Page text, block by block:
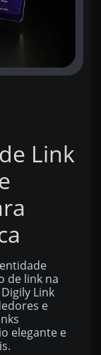
Link
de link na
Link
e
elegante e